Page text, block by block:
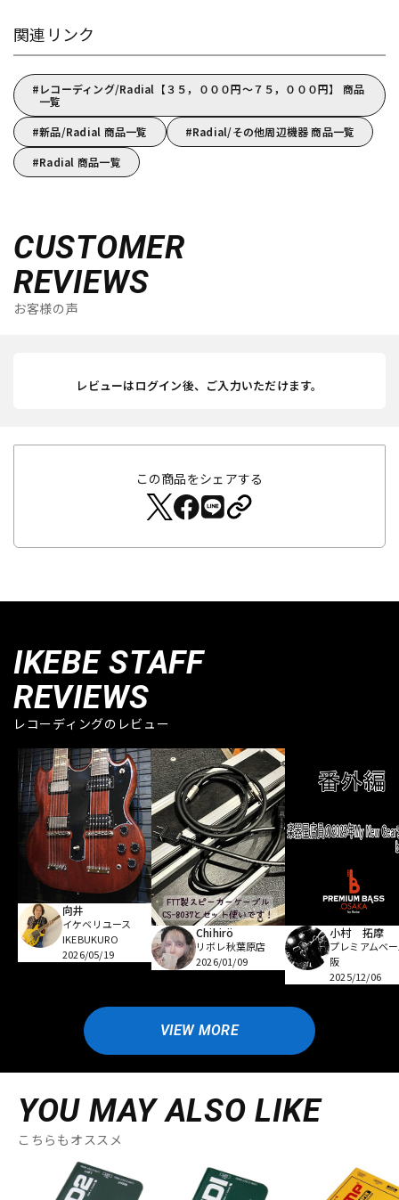
関連リンク
レコーディング/Radial【３５，０００円～７５，０００円】 商品
一覧
新品/Radial 商品一覧
Radial/その他周辺機器 商品一覧
Radial 商品一覧
CUSTOMER
REVIEWS
お客様の声
レビューはログイン後、ご入力いただけます。
この商品をシェアする
IKEBE STAFF
REVIEWS
レコーディングのレビュー
向井
イケベリユース
IKEBUKURO
2026/05/19
Chihirö
リボレ秋葉原店
2026/01/09
小村 拓摩
プレミアムベ
阪
2025/12/06
VIEW MORE
YOU MAY ALSO LIKE
こちらもオススメ